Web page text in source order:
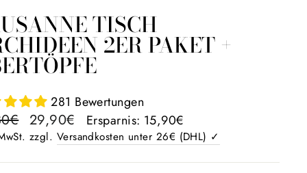
TISCH
2ER PAKET +
281 Bewertungen
Sonderpreis
29,90€ Ersparnis: 15,90€
zzgl. Versandkosten unter 26€ (DHL) ✓